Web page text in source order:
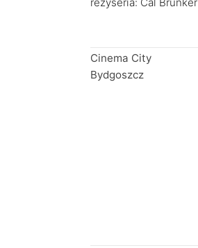
reżyseria: Cal Brunker
Cinema City
Bydgoszcz